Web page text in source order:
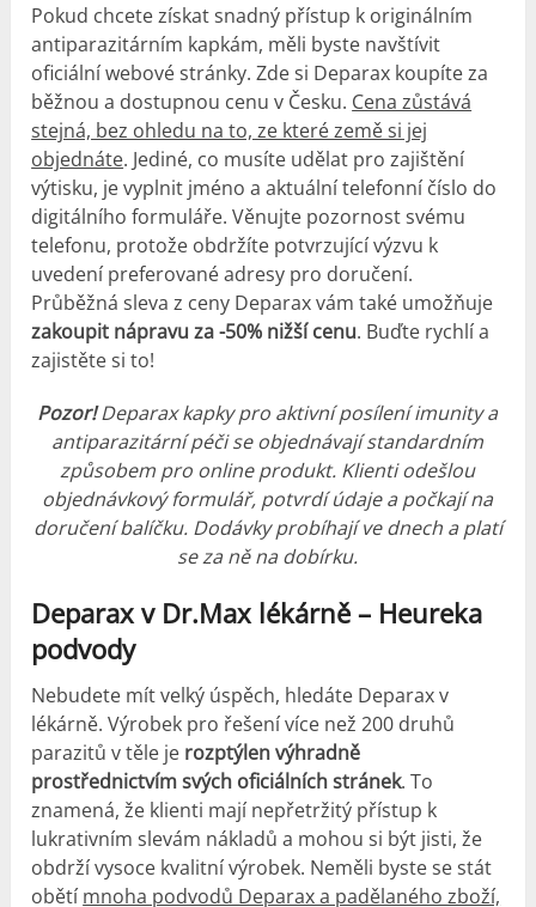
Pokud chcete získat snadný přístup k originálním
antiparazitárním kapkám, měli byste navštívit
oficiální webové stránky. Zde si Deparax koupíte za
běžnou a dostupnou cenu v Česku. Cena zůstává
stejná, bez ohledu na to, ze které země si jej
objednáte. Jediné, co musíte udělat pro zajištění
výtisku, je vyplnit jméno a aktuální telefonní číslo do
digitálního formuláře. Věnujte pozornost svému
telefonu, protože obdržíte potvrzující výzvu k
uvedení preferované adresy pro doručení.
Průběžná sleva z ceny Deparax vám také umožňuje
zakoupit nápravu za -50% nižší cenu. Buďte rychlí a
zajistěte si to!
Pozor! Deparax kapky pro aktivní posílení imunity a
antiparazitární péči se objednávají standardním
způsobem pro online produkt. Klienti odešlou
objednávkový formulář, potvrdí údaje a počkají na
doručení balíčku. Dodávky probíhají ve dnech a platí
se za ně na dobírku.
Deparax v Dr.Max lékárně – Heureka
podvody
Nebudete mít velký úspěch, hledáte Deparax v
lékárně. Výrobek pro řešení více než 200 druhů
parazitů v těle je rozptýlen výhradně
prostřednictvím svých oficiálních stránek. To
znamená, že klienti mají nepřetržitý přístup k
lukrativním slevám nákladů a mohou si být jisti, že
obdrží vysoce kvalitní výrobek. Neměli byste se stát
obětí mnoha podvodů Deparax a padělaného zboží,